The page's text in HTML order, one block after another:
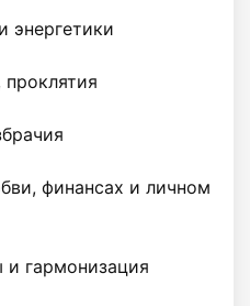
энергетики
проклятия
финансах и личном
гармонизация